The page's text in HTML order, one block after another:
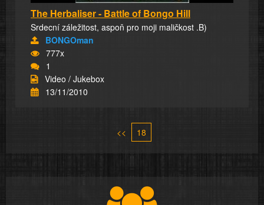
The Herbaliser - Battle of Bongo Hill
Srdecní záležitost, aspoň pro moji maličkost .B)
BONGOman
777x
1
Video / Jukebox
13/11/2010
<< 18